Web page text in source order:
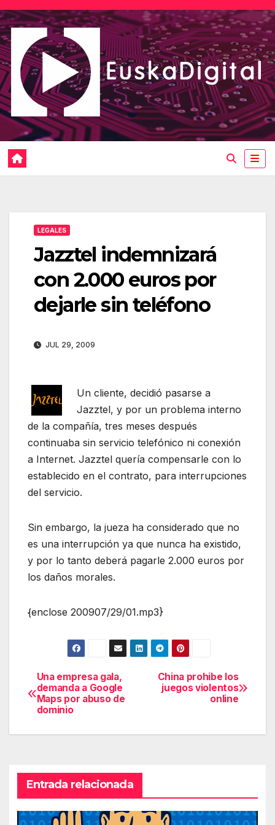
Saltar
al
contenido
LEGALES
Jazztel indemnizará
con 2.000 euros por
dejarle sin teléfono
JUL 29, 2009
Un cliente, decidió pasarse a
Jazztel, y por un problema interno
de la compañía, tres meses después
continuaba sin servicio telefónico ni conexión
a Internet. Jazztel quería compensarle con lo
establecido en el contrato, para interrupciones
del servicio.
Sin embargo, la jueza ha considerado que no
es una interrupción ya que nunca ha existido,
y por lo tanto deberá pagarle 2.000 euros por
los daños morales.
{enclose 200907/29/01.mp3}
Navegación
de
entradas
China prohibe los
juegos violentos
online
Una empresa gala,
demanda a Google
Maps por abuso de
dominio
Entrada relacionada